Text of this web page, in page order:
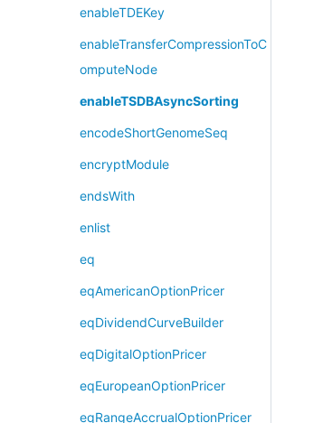
enableTDEKey
enableTransferCompressionToC
omputeNode
enableTSDBAsyncSorting
encodeShortGenomeSeq
encryptModule
endsWith
enlist
eq
eqAmericanOptionPricer
eqDividendCurveBuilder
eqDigitalOptionPricer
eqEuropeanOptionPricer
eqRangeAccrualOptionPricer